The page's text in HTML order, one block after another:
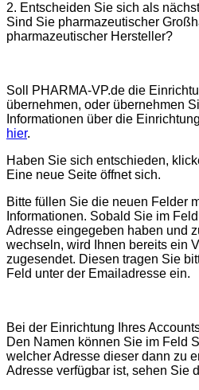
2. Entscheiden Sie sich als
Sind Sie pharmazeutischer
pharmazeutischer Hersteller?
Soll PHARMA-VP.de die
übernehmen, oder übernehmen
Informationen über die
hier.
Haben Sie sich entschieden,
Eine neue Seite öffnet sich.
Bitte füllen Sie die neuen Felder
Informationen. Sobald Sie im
Adresse eingegeben haben und
wechseln, wird Ihnen bereits ein
zugesendet. Diesen tragen Sie
Feld unter der Emailadresse ein.
Bei der Einrichtung Ihres
Den Namen können Sie im Feld
welcher Adresse dieser dann zu
Adresse verfügbar ist, sehen Sie